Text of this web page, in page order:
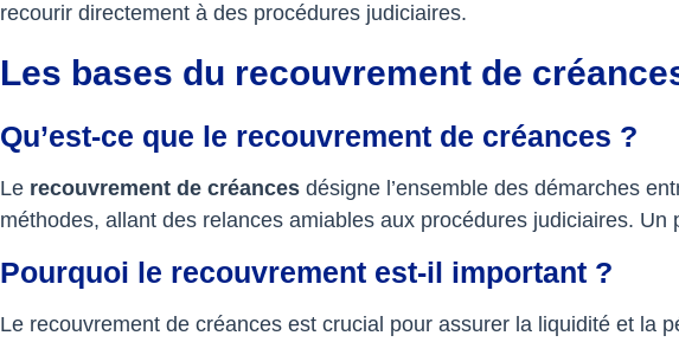
recourir directement à des procédures judiciaires.
Les bases du recouvrement de
Qu’est-ce que le recouvrement de créances ?
Le recouvrement de créances désigne l’ensemble des démarches
méthodes, allant des relances amiables aux procédures judiciaires.
Pourquoi le recouvrement est-il important ?
Le recouvrement de créances est crucial pour assurer la liquidité et la